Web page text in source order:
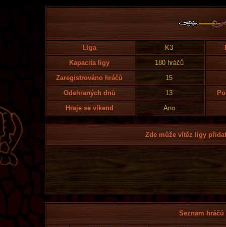
Liga K3
Kapacita ligy
180 hráčů
Zaregistrováno hráčů
15
Odehraných dnů
13
Hraje se víkend
Ano
Zde může vítěz ligy
Seznam